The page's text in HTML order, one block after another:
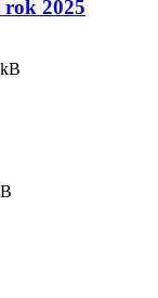
2025